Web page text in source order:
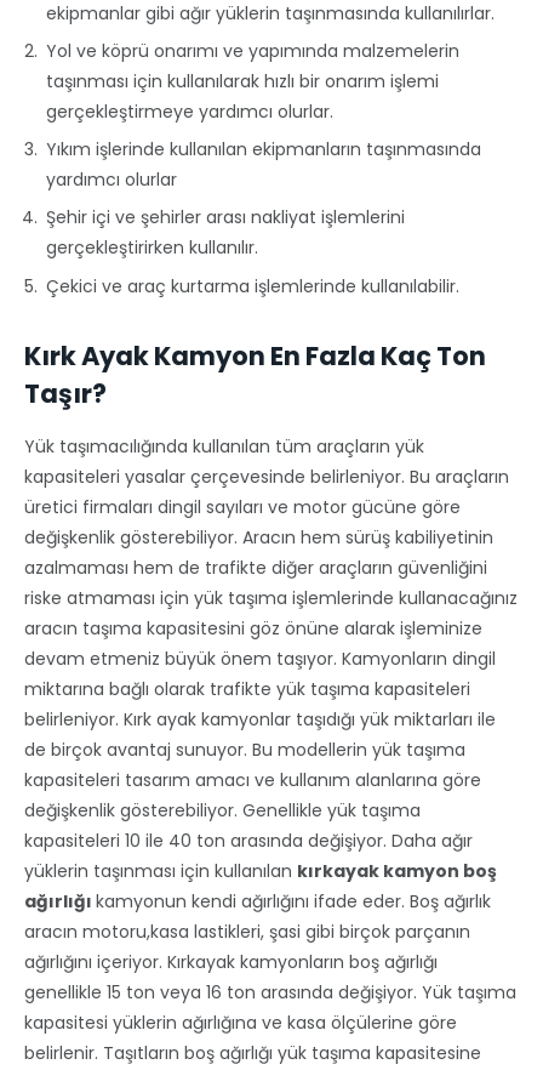
ekipmanlar gibi ağır yüklerin taşınmasında kullanılırlar.
Yol ve köprü onarımı ve yapımında malzemelerin
taşınması için kullanılarak hızlı bir onarım işlemi
gerçekleştirmeye yardımcı olurlar.
Yıkım işlerinde kullanılan ekipmanların taşınmasında
yardımcı olurlar
Şehir içi ve şehirler arası nakliyat işlemlerini
gerçekleştirirken kullanılır.
Çekici ve araç kurtarma işlemlerinde kullanılabilir.
Kırk Ayak Kamyon En Fazla Kaç Ton
Taşır?
Yük taşımacılığında kullanılan tüm araçların yük
kapasiteleri yasalar çerçevesinde belirleniyor. Bu araçların
üretici firmaları dingil sayıları ve motor gücüne göre
değişkenlik gösterebiliyor. Aracın hem sürüş kabiliyetinin
azalmaması hem de trafikte diğer araçların güvenliğini
riske atmaması için yük taşıma işlemlerinde kullanacağınız
aracın taşıma kapasitesini göz önüne alarak işleminize
devam etmeniz büyük önem taşıyor. Kamyonların dingil
miktarına bağlı olarak trafikte yük taşıma kapasiteleri
belirleniyor. Kırk ayak kamyonlar taşıdığı yük miktarları ile
de birçok avantaj sunuyor. Bu modellerin yük taşıma
kapasiteleri tasarım amacı ve kullanım alanlarına göre
değişkenlik gösterebiliyor. Genellikle yük taşıma
kapasiteleri 10 ile 40 ton arasında değişiyor. Daha ağır
yüklerin taşınması için kullanılan kırkayak kamyon boş
ağırlığı kamyonun kendi ağırlığını ifade eder. Boş ağırlık
aracın motoru,kasa lastikleri, şasi gibi birçok parçanın
ağırlığını içeriyor. Kırkayak kamyonların boş ağırlığı
genellikle 15 ton veya 16 ton arasında değişiyor. Yük taşıma
kapasitesi yüklerin ağırlığına ve kasa ölçülerine göre
belirlenir. Taşıtların boş ağırlığı yük taşıma kapasitesine